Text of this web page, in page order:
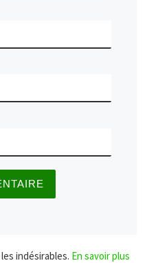
indésirables. En savoir plus